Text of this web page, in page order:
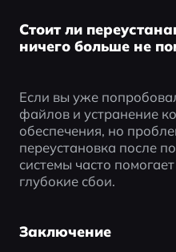
Стоит ли
ничего больше не
Если вы уже
файлов и устранение
обеспечения, но
переустановка после
системы часто
глубокие сбои.
Заключение